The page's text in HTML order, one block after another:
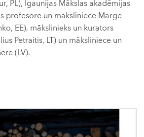
PL), Igaunijas Mākslas akadēmijas
profesore un māksliniece Marge
EE), mākslinieks un kurators
Petraitis, LT) un māksliniece un
(LV).